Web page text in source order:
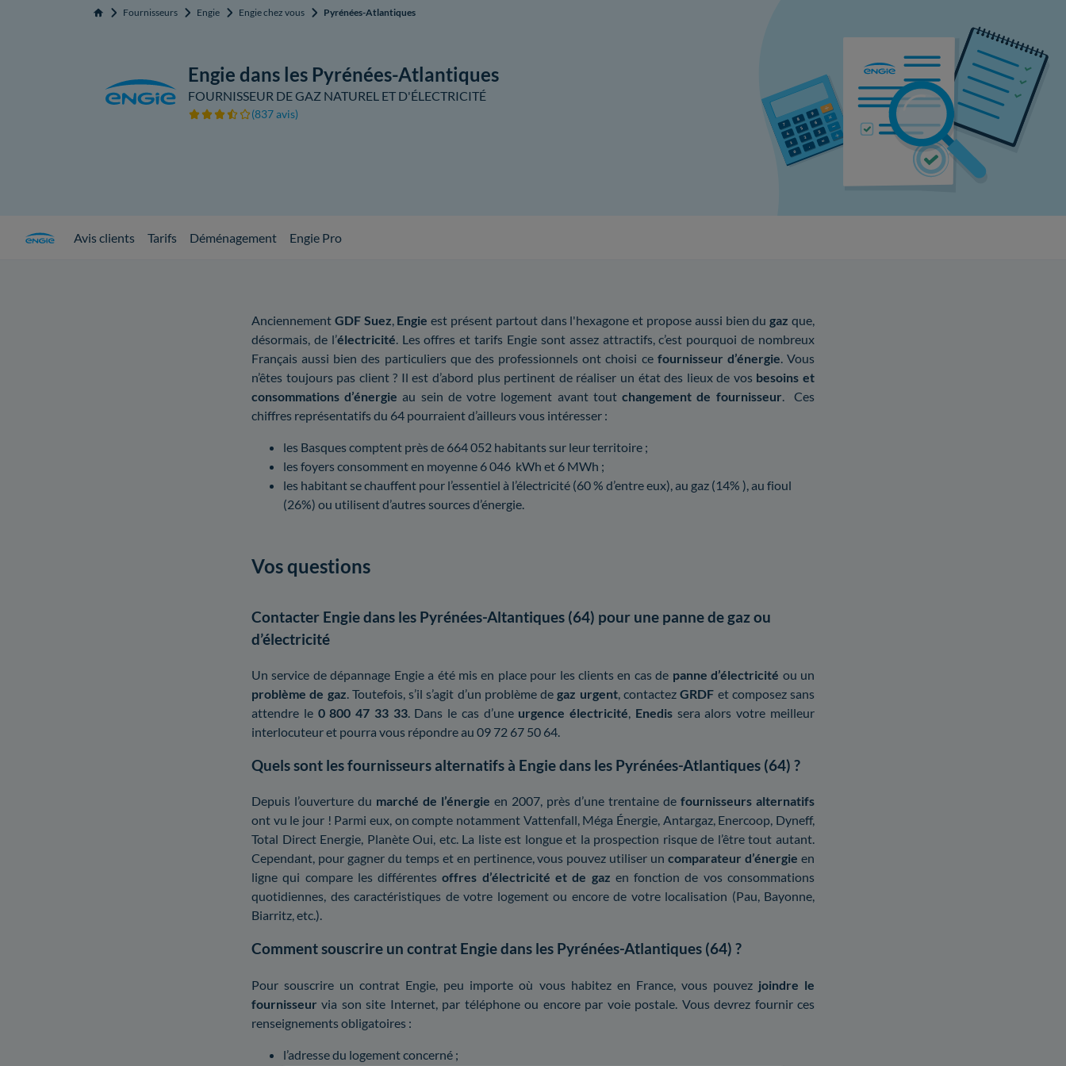
Accueil Fournisseurs Engie Engie chez vous Pyrénées-Atlantiques
Engie dans les Pyrénées-Atlantiques
FOURNISSEUR DE GAZ NATUREL ET D'ÉLECTRICITÉ
(837 avis)
Avis clients Tarifs Déménagement Engie Pro
Anciennement GDF Suez, Engie est présent partout dans l'hexagone et propose aussi bien dugaz que,
désormais, de l’électricité. Les offres et tarifs Engie sont assez attractifs, c’est pourquoi de nombreux
Français aussi bien des particuliers que des professionnels ont choisi ce fournisseur d’énergie. Vous
n’êtes toujours pas client ? Il est d’abord plus pertinent de réaliser un état des lieux de vos besoins et
consommations d’énergie au sein de votre logement avant toutchangement de fournisseur. Ces
chiffres représentatifs du 64 pourraient d’ailleurs vous intéresser :
les Basques comptent près de 664 052 habitants sur leur territoire ;
les foyers consomment en moyenne 6 046 kWh et 6 MWh ;
les habitant se chauffent pour l’essentiel à l’électricité (60 % d’entre eux), au gaz (14% ), au fioul
(26%) ou utilisent d’autres sources d’énergie.
Vos questions
Contacter Engie dans les Pyrénées-Altantiques (64) pour une panne de gaz ou
d’électricité
Un service de dépannage Engie a été mis en place pour les clients en cas de panne d’électricité ou un
problème de gaz. Toutefois, s’il s’agit d’un problème degaz urgent, contactezGRDF et composez sans
attendre le 0 800 47 33 33. Dans le cas d’une urgence électricité, Enedissera alors votre meilleur
interlocuteur et pourra vous répondre au 09 72 67 50 64.
Quels sont les fournisseurs alternatifs à Engie dans les Pyrénées-Atlantiques (64) ?
Depuis l’ouverture du marché de l’énergie en 2007, près d’une trentaine de fournisseurs alternatifs
ont vu le jour ! Parmi eux, on compte notamment Vattenfall, Méga Énergie, Antargaz, Enercoop, Dyneff,
Total Direct Energie, Planète Oui, etc. La liste est longue et la prospection risque de l’être tout autant.
Cependant, pour gagner du temps et en pertinence, vous pouvez utiliser uncomparateur d’énergie en
ligne qui compare les différentesoffres d’électricité et de gaz en fonction de vos consommations
quotidiennes, des caractéristiques de votre logement ou encore de votre localisation (Pau, Bayonne,
Biarritz, etc.).
Comment souscrire un contrat Engie dans les Pyrénées-Atlantiques (64) ?
Pour souscrire un contrat Engie, peu importe où vous habitez en France, vous pouvez joindre le
fournisseur via son site Internet, par téléphone ou encore par voie postale. Vous devrez fournir ces
renseignements obligatoires :
l’adresse du logement concerné ;